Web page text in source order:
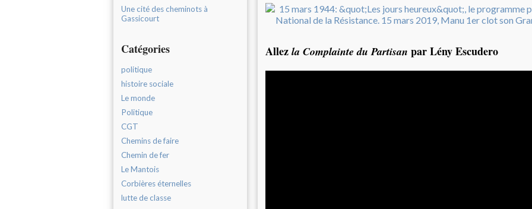
Une cité des cheminots à
Gassicourt
Catégories
politique
histoire sociale
Le monde
Politique
CGT
Chemins de faire
Chemin de fer
Le Mantois
Corbières éternelles
lutte de classe
Allez la Complainte du Partisan par Lény Escudero